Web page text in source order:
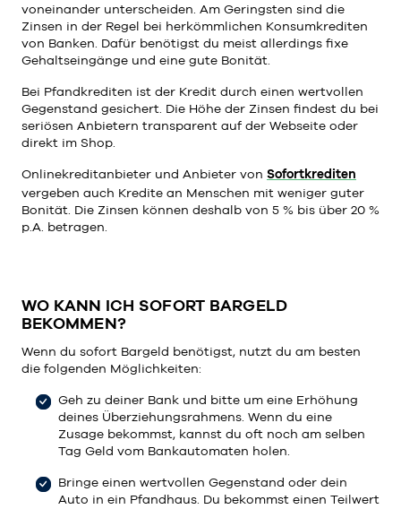
voneinander unterscheiden. Am Geringsten sind die
Zinsen in der Regel bei herkömmlichen Konsumkrediten
von Banken. Dafür benötigst du meist allerdings fixe
Gehaltseingänge und eine gute Bonität.
Bei Pfandkrediten ist der Kredit durch einen wertvollen
Gegenstand gesichert. Die Höhe der Zinsen findest du bei
seriösen Anbietern transparent auf der Webseite oder
direkt im Shop.
Onlinekreditanbieter und Anbieter von Sofortkrediten
vergeben auch Kredite an Menschen mit weniger guter
Bonität. Die Zinsen können deshalb von 5 % bis über 20 %
p.A. betragen.
WO KANN ICH SOFORT BARGELD
BEKOMMEN?
Wenn du sofort Bargeld benötigst, nutzt du am besten
die folgenden Möglichkeiten:
Geh zu deiner Bank und bitte um eine Erhöhung
deines Überziehungsrahmens. Wenn du eine
Zusage bekommst, kannst du oft noch am selben
Tag Geld vom Bankautomaten holen.
Bringe einen wertvollen Gegenstand oder dein
Auto in ein Pfandhaus. Du bekommst einen Teilwert